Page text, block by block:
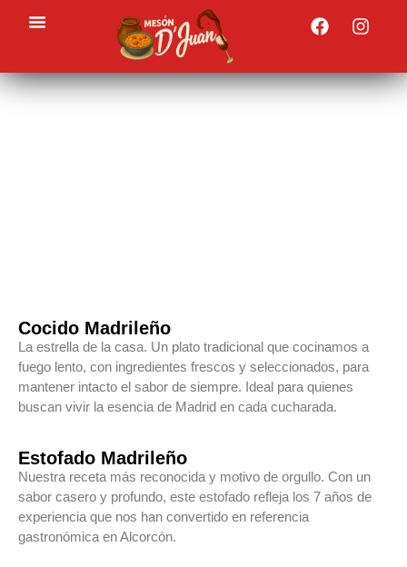
Cocido Madrileño
La estrella de la casa. Un plato tradicional que cocinamos a
fuego lento, con ingredientes frescos y seleccionados, para
mantener intacto el sabor de siempre. Ideal para quienes
buscan vivir la esencia de Madrid en cada cucharada.
Estofado Madrileño
Nuestra receta más reconocida y motivo de orgullo. Con un
sabor casero y profundo, este estofado refleja los 7 años de
experiencia que nos han convertido en referencia
gastronómica en Alcorcón.